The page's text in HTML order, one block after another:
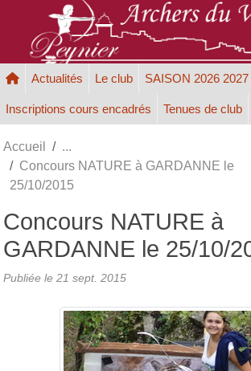
Actualités Le club SAISON 2026 2027
Inscriptions cours encadrés Tenues de club
Accueil
Concours NATURE à GARDANNE le
25/10/2015
Concours NATURE à
GARDANNE le 25/10/
Publiée le 21 sept. 2015
Panneau de gestion des cookies